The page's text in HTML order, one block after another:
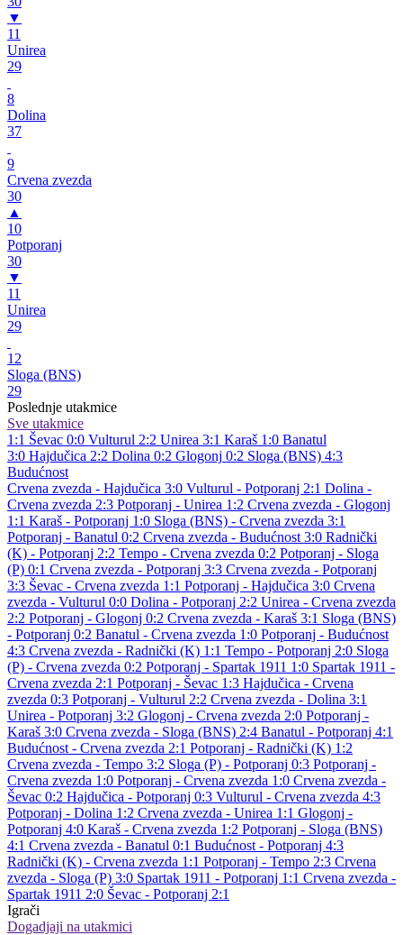
▼
11
Unirea
29
8
Dolina
37
9
Crvena zvezda
30
▲
10
Potporanj
30
▼
11
Unirea
29
12
Sloga (BNS)
29
Poslednje utakmice
Sve utakmice
1:1 Ševac 0:0 Vulturul 2:2 Unirea 3:1 Karaš 1:0 Banatul
3:0 Hajdučica 2:2 Dolina 0:2 Glogonj 0:2 Sloga (BNS) 4:3
Budućnost
Crvena zvezda - Hajdučica 3:0 Vulturul - Potporanj 2:1 Dolina -
Crvena zvezda 2:3 Potporanj - Unirea 1:2 Crvena zvezda - Glogonj
1:1 Karaš - Potporanj 1:0 Sloga (BNS) - Crvena zvezda 3:1
Potporanj - Banatul 0:2 Crvena zvezda - Budućnost 3:0 Radnički
(K) - Potporanj 2:2 Tempo - Crvena zvezda 0:2 Potporanj - Sloga
(P) 0:1 Crvena zvezda - Potporanj 3:3 Crvena zvezda - Potporanj
3:3 Ševac - Crvena zvezda 1:1 Potporanj - Hajdučica 3:0 Crvena
zvezda - Vulturul 0:0 Dolina - Potporanj 2:2 Unirea - Crvena zvezda
2:2 Potporanj - Glogonj 0:2 Crvena zvezda - Karaš 3:1 Sloga (BNS)
- Potporanj 0:2 Banatul - Crvena zvezda 1:0 Potporanj - Budućnost
4:3 Crvena zvezda - Radnički (K) 1:1 Tempo - Potporanj 2:0 Sloga
(P) - Crvena zvezda 0:2 Potporanj - Spartak 1911 1:0 Spartak 1911 -
Crvena zvezda 2:1 Potporanj - Ševac 1:3 Hajdučica - Crvena
zvezda 0:3 Potporanj - Vulturul 2:2 Crvena zvezda - Dolina 3:1
Unirea - Potporanj 3:2 Glogonj - Crvena zvezda 2:0 Potporanj -
Karaš 3:0 Crvena zvezda - Sloga (BNS) 2:4 Banatul - Potporanj 4:1
Budućnost - Crvena zvezda 2:1 Potporanj - Radnički (K) 1:2
Crvena zvezda - Tempo 3:2 Sloga (P) - Potporanj 0:3 Potporanj -
Crvena zvezda 1:0 Potporanj - Crvena zvezda 1:0 Crvena zvezda -
Ševac 0:2 Hajdučica - Potporanj 0:3 Vulturul - Crvena zvezda 4:3
Potporanj - Dolina 1:2 Crvena zvezda - Unirea 1:1 Glogonj -
Potporanj 4:0 Karaš - Crvena zvezda 1:2 Potporanj - Sloga (BNS)
4:1 Crvena zvezda - Banatul 0:1 Budućnost - Potporanj 4:3
Radnički (K) - Crvena zvezda 1:1 Potporanj - Tempo 2:3 Crvena
zvezda - Sloga (P) 3:0 Spartak 1911 - Potporanj 1:1 Crvena zvezda -
Spartak 1911 2:0 Ševac - Potporanj 2:1
Igrači
Dogadjaji na utakmici